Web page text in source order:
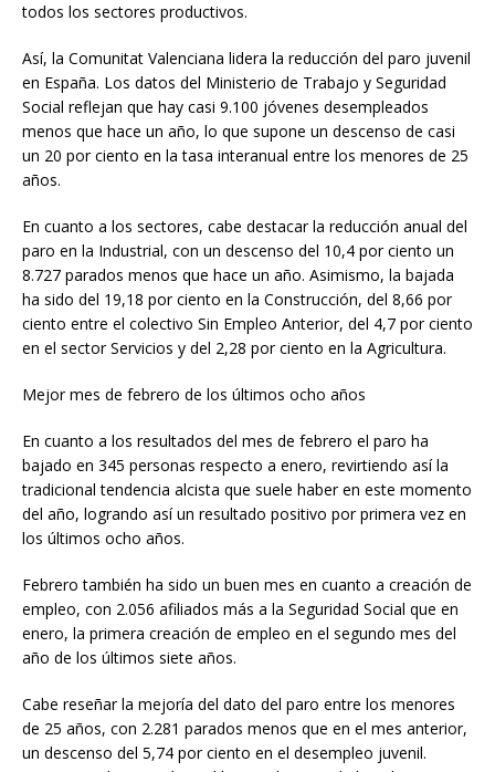
todos los sectores productivos.
Así, la Comunitat Valenciana lidera la reducción del paro juvenil
en España. Los datos del Ministerio de Trabajo y Seguridad
Social reflejan que hay casi 9.100 jóvenes desempleados
menos que hace un año, lo que supone un descenso de casi
un 20 por ciento en la tasa interanual entre los menores de 25
años.
En cuanto a los sectores, cabe destacar la reducción anual del
paro en la Industrial, con un descenso del 10,4 por ciento un
8.727 parados menos que hace un año. Asimismo, la bajada
ha sido del 19,18 por ciento en la Construcción, del 8,66 por
ciento entre el colectivo Sin Empleo Anterior, del 4,7 por ciento
en el sector Servicios y del 2,28 por ciento en la Agricultura.
Mejor mes de febrero de los últimos ocho años
En cuanto a los resultados del mes de febrero el paro ha
bajado en 345 personas respecto a enero, revirtiendo así la
tradicional tendencia alcista que suele haber en este momento
del año, logrando así un resultado positivo por primera vez en
los últimos ocho años.
Febrero también ha sido un buen mes en cuanto a creación de
empleo, con 2.056 afiliados más a la Seguridad Social que en
enero, la primera creación de empleo en el segundo mes del
año de los últimos siete años.
Cabe reseñar la mejoría del dato del paro entre los menores
de 25 años, con 2.281 parados menos que en el mes anterior,
un descenso del 5,74 por ciento en el desempleo juvenil.